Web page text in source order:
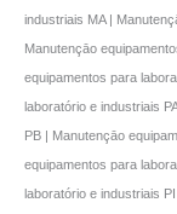
industriais MA |
Manutençāo
equipamentos para
laboratório e industriais
PB | Manutençāo
equipamentos para
laboratório e industriais